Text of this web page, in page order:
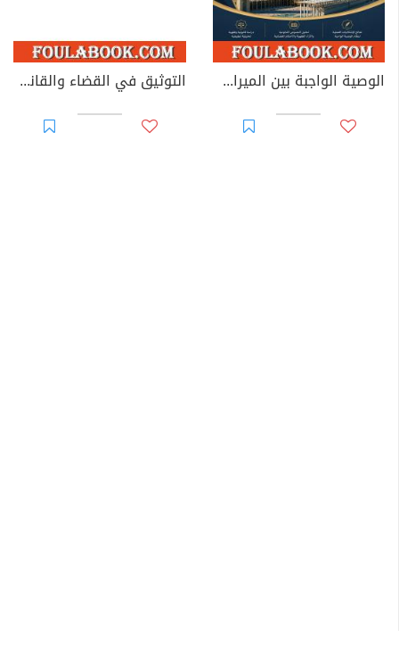
الوصية الواجبة بين الميراث والوصية: دراسة في الطبيعة القانونية والأساس التشريعي وإشكاليات التطبيق التوثيق في القضاء والقانون المغربيين - الأجزاء من 44 إلى 67